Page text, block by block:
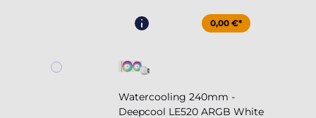
0,00 €*
Watercooling 240mm -
Deepcool LE520 ARGB White